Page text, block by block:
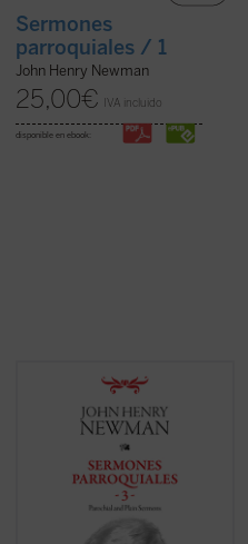
Sermones
parroquiales / 1
John Henry Newman
25,00€ IVA incluido
disponible en ebook:
En este tercer volumen de la serie de los
Sermones parroquiales
se incluyen
veinticinco sermones predicados en la
iglesia de Saint Mary's en Oxford. El genio
humano y cristiano de Newman, que ya era
una autoridad no exenta de polémica en
Inglaterra, vuelve a brillar en ellos con toda
lucidez. Con un conocimiento de la
Escritura poco común, el autor, todavía
anglicano, describe con ...(ver ficha)